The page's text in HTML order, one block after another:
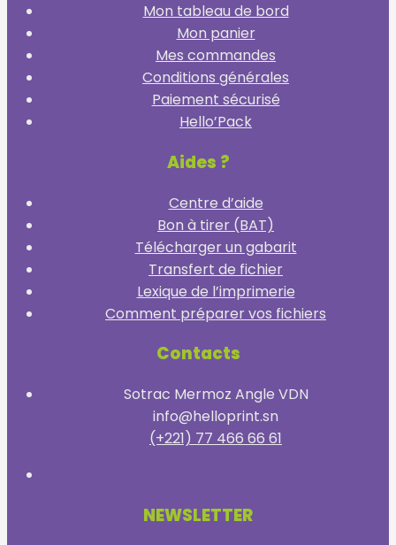
Mon tableau de bord
Mon panier
Mes commandes
Conditions générales
Paiement sécurisé
Hello’Pack
Aides ?
Centre d’aide
Bon à tirer (BAT)
Télécharger un gabarit
Transfert de fichier
Lexique de l’imprimerie
Comment préparer vos fichiers
Contacts
Sotrac Mermoz Angle VDN
info@helloprint.sn
(+221) 77 466 66 61
NEWSLETTER